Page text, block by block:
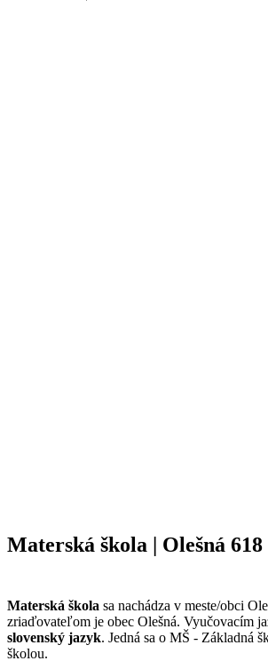
Materská škola | Olešná 618
Materská škola sa nachádza v meste/obci
zriaďovateľom je obec Olešná. Vyučovacím
slovenský jazyk. Jedná sa o MŠ - Základná
školou.